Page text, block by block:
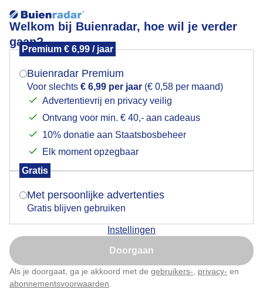
Welkom bij Buienradar, hoe wil je verder
gaan?
Premium € 6,99 / jaar
Buienradar Premium
Voor slechts € 6,99 per jaar (€ 0,58 per maand)
Advertentievrij en privacy veilig
Ontvang voor min. € 40,- aan cadeaus
10% donatie aan Staatsbosbeheer
Elk moment opzegbaar
Gratis
Met persoonlijke advertenties
Gratis blijven gebruiken
Instellingen
Doorgaan
Als je doorgaat, ga je akkoord met de gebruikers- privacy- en
abonnementsvoorwaarden
Vlindertje in de zon
Door: Kaya Slabbekoorn Gemaakt: 14-06-2026, 1015x bekeken
Mogen we je locatie gebruiken voor het
Indien je hier nog geen akkoord op hebt gegeven,
verschijnt er zo een pop-up uit je browser waarin
Is goed, toon de popup
Nu niet, misschien later
Klik hierom dit aan te passen